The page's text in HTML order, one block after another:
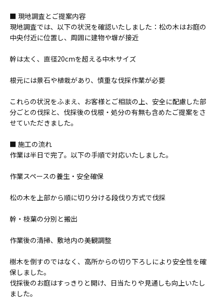
■ 現地調査とご提案内容
現地調査では、以下の状況を確認いたしました：松の木はお庭の
中央付近に位置し、周囲に建物や塀が接近
幹は太く、直径20cmを超える中木サイズ
根元には景石や植栽があり、慎重な伐採作業が必要
これらの状況をふまえ、お客様とご相談の上、安全に配慮した部
分ごとの伐採と、伐採後の伐根・処分の有無も含めたご提案をさ
せていただきました。
■ 施工の流れ
作業は半日で完了。以下の手順で対応いたしました。
作業スペースの養生・安全確保
松の木を上部から順に切り分ける段伐り方式で伐採
幹・枝葉の分別と搬出
作業後の清掃、敷地内の美観調整
樹木を倒すのではなく、高所からの切り下ろしにより安全性を確
保しました。
伐採後のお庭はすっきりと開け、日当たりや見通しも向上いたし
ました。